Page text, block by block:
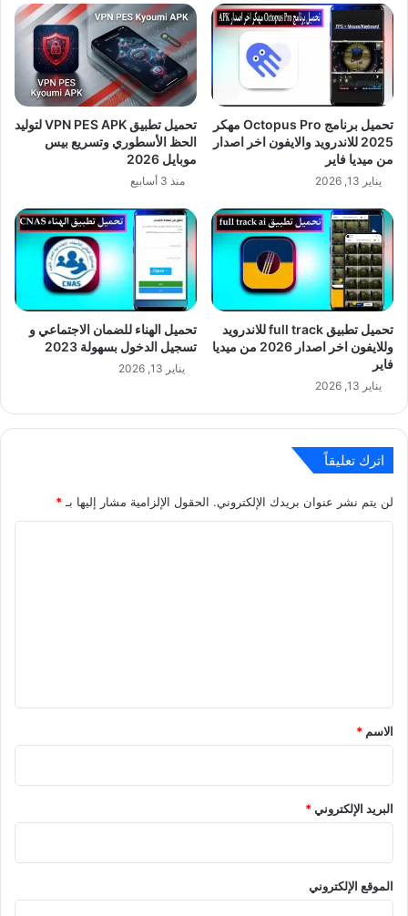
تحميل برنامج Octopus Pro مهكر
2025 للاندرويد والايفون اخر اصدار
من ميديا فاير
يناير 13, 2026
تحميل تطبيق VPN PES APK لتوليد
الحظ الأسطوري وتسريع بيس
موبايل 2026
منذ 3 أسابيع
تحميل تطبيق full track للاندرويد
وللايفون اخر اصدار 2026 من ميديا
فاير
يناير 13, 2026
تحميل الهناء للضمان الاجتماعي و
تسجيل الدخول بسهولة 2023
يناير 13, 2026
اترك تعليقاً
لن يتم نشر عنوان بريدك الإلكتروني. الحقول الإلزامية مشار إليها بـ *
*
الاسم *
البريد الإلكتروني*
الموقع الإلكتروني